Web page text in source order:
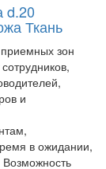
d.20
Ткань
зон
и
в ожидании,